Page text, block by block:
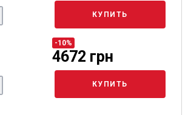
КУПИТЬ
-10%
4672 грн
КУПИТЬ